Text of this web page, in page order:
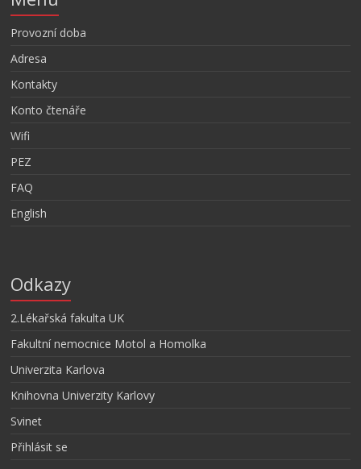
Provozní doba
Adresa
Kontakty
Konto čtenáře
Wifi
PEZ
FAQ
English
Odkazy
2.Lékařská fakulta UK
Fakultní nemocnice Motol a Homolka
Univerzita Karlova
Knihovna Univerzity Karlovy
Svinet
Přihlásit se